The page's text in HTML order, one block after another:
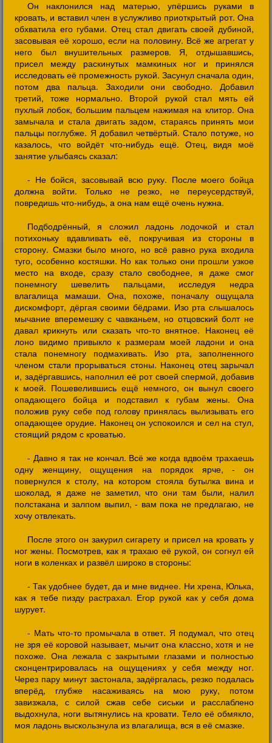
Он наклонился над матерью, упёршись руками в
кровать, и вставил член в услужливо приоткрытый рот. Она
обхватила его губами. Отец стал двигать своей дубиной,
засовывая её хорошо, если на половину. Всё же агрегат у
него был внушительных размеров. Я, отдышавшись,
присел между раскинутых мамкиных ног и принялся
исследовать её промежность рукой. Засунул сначала один,
потом два пальца. Заходили они свободно. Добавил
третий, тоже нормально. Второй рукой стал мять ей
пухлый лобок, большим пальцем нажимая на клитор. Она
замычала и стала двигать задом, стараясь принять мои
пальцы поглубже. Я добавил четвёртый. Стало потуже, но
казалось, что войдёт что-нибудь ещё. Отец, видя моё
занятие улыбаясь сказал:
- Не бойся, засовывай всю руку. После моего бойца
должна войти. Только не резко, не переусердствуй,
повредишь что-нибудь, а она нам ещё очень нужна.
Подбодрённый, я сложил ладонь лодочкой и стал
потихоньку вдавливать её, покручивая из стороны в
сторону. Смазки было много, но всё равно рука входила
туго, особенно костяшки. Но как только они прошли узкое
место на входе, сразу стало свободнее, я даже смог
понемногу шевелить пальцами, исследуя недра
влагалища мамаши. Она, похоже, поначалу ощущала
дискомфорт, дёргая своими бёдрами. Изо рта слышалось
мычание вперемешку с чавканьем, но отцовский болт не
давал крикнуть или сказать что-то внятное. Наконец её
лоно видимо привыкло к размерам моей ладони и она
стала понемногу подмахивать. Изо рта, заполненного
членом стали прорываться стоны. Наконец отец зарычал
и, задёргавшись, наполнил её рот своей спермой, добавив
к моей. Пошевелившись ещё немного, он вынул своего
опадающего бойца и подставил к губам жены. Она
положив руку себе под голову принялась вылизывать его
опадающее орудие. Наконец он успокоился и сел на стул,
стоящий рядом с кроватью.
- Давно я так не кончал. Всё же когда вдвоём трахаешь
одну женщину, ощущения на порядок ярче, - он
повернулся к столу, на котором стояла бутылка вина и
шоколад, я даже не заметил, что они там были, налил
полстакана и залпом выпил, - вам пока не предлагаю, не
хочу отвлекать.
После этого он закурил сигарету и присел на кровать у
ног жены. Посмотрев, как я трахаю её рукой, он согнул ей
ноги в коленках и развёл широко в стороны:
- Так удобнее будет, да и мне виднее. Ни хрена, Юлька,
как я тебе пизду растрахал. Егор рукой как у себя дома
шурует.
- Мать что-то промычала в ответ. Я подумал, что отец
не зря её коровой называет, мычит она классно, хотя и не
похоже. Она лежала с закрытыми глазами и полностью
сконцентрировалась на ощущениях у себя между ног.
Через пару минут застонала, задёргалась, резко подалась
вперёд, глубже насаживаясь на мою руку, потом
завизжала, с силой сжав себе сиськи и расслаблено
выдохнула, ноги вытянулись на кровати. Тело её обмякло,
моя ладонь выскользнула из влагалища, вся в её смазке.